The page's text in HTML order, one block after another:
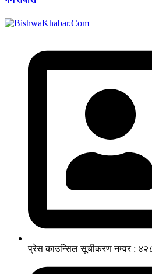
प्रेस काउन्सिल सूचीकरण नम्वर :